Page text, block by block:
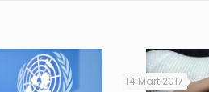
14 Mart 2017